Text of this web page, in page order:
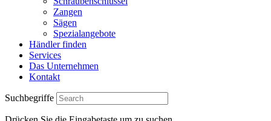
Zangen
Sägen
Spezialangebote
Händler finden
Services
Das Unternehmen
Kontakt
Suchbegriffe